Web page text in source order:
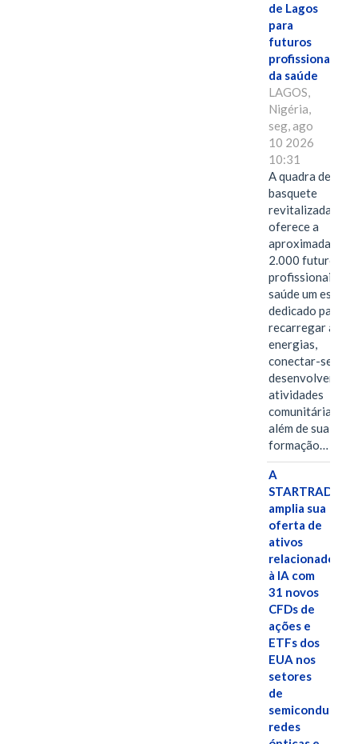
de Lagos
para
futuros
profissionais
da saúde
LAGOS,
Nigéria,
seg, ago
10 2026
10:31
A quadra de
basquete
revitalizada
oferece a
2.000 futuros
profissionais da
saúde um espaço
dedicado para
recarregar as
energias,
conectar-se e
desenvolver
atividades
comunitárias
além de sua
formação…
A
STARTRADER
amplia sua
oferta de
ativos
relacionados
à IA com
31 novos
CFDs de
ações e
ETFs dos
EUA nos
setores
de
redes